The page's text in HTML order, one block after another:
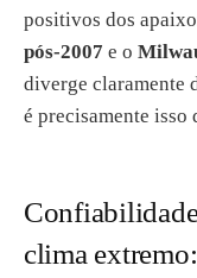
positivos dos
pós-2007 e o
diverge claramente
é precisamente isso
clima